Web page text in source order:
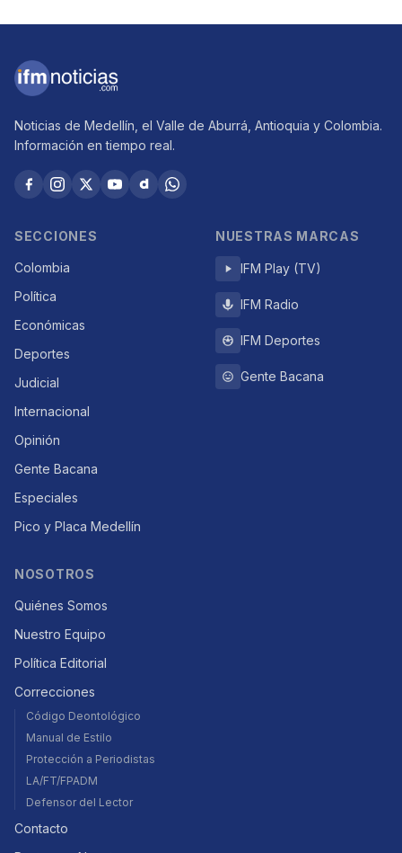
Noticias de Medellín, el Valle de Aburrá, Antioquia y Colombia.
Información en tiempo real.
SECCIONES
Colombia
Política
Económicas
Deportes
Judicial
Internacional
Opinión
Gente Bacana
Especiales
Pico y Placa Medellín
NUESTRAS MARCAS
IFM Play (TV)
IFM Radio
IFM Deportes
Gente Bacana
NOSOTROS
Quiénes Somos
Nuestro Equipo
Política Editorial
Correcciones
Código Deontológico
Manual de Estilo
Protección a Periodistas
LA/FT/FPADM
Defensor del Lector
Contacto